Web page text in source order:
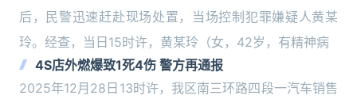
后，民警迅速赶赴现场处置，当场控制犯罪嫌疑人黄某
玲。经查，当日15时许，黄某玲（女，42岁，有精神病
4S店外燃爆致1死4伤 警方再通报
2025年12月28日13时许，我区南三环路四段一汽车销售